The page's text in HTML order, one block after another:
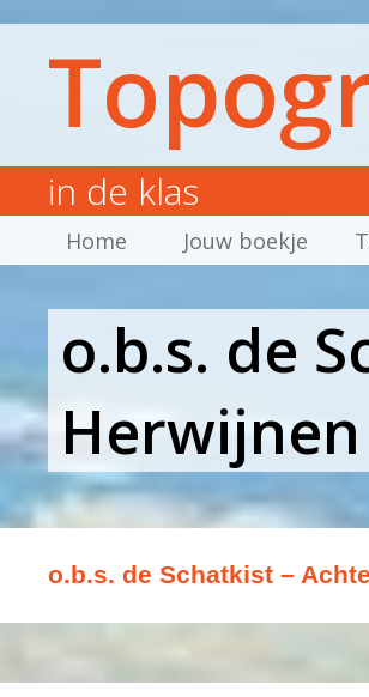
in de klas
Home Jouw boekje
o.b.s. de
Herwijnen
o.b.s. de Schatkist –